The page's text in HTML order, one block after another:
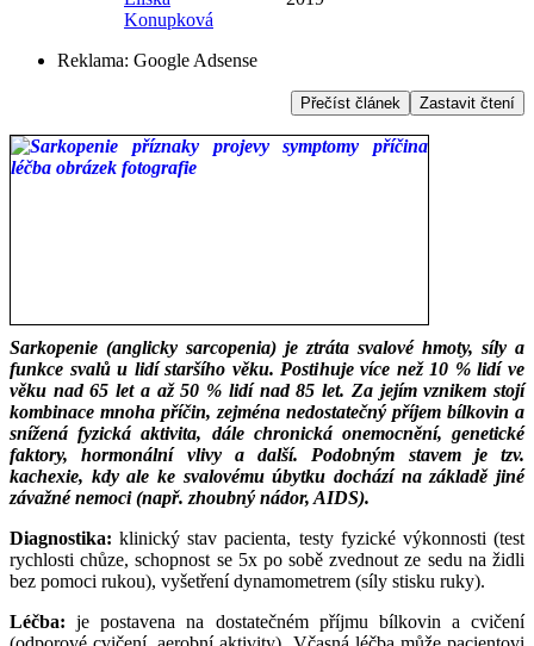
Konupková
Reklama: Google Adsense
Přečíst článek Zastavit čtení
Sarkopenie (anglicky sarcopenia) je ztráta svalové hmoty, síly a
funkce svalů u lidí staršího věku. Postihuje více než 10 % lidí ve
věku nad 65 let a až 50 % lidí nad 85 let. Za jejím vznikem stojí
kombinace mnoha příčin, zejména nedostatečný příjem bílkovin a
snížená fyzická aktivita, dále chronická onemocnění, genetické
faktory, hormonální vlivy a další. Podobným stavem je tzv.
kachexie, kdy ale ke svalovému úbytku dochází na základě jiné
závažné nemoci (např. zhoubný nádor, AIDS).
Diagnostika: klinický stav pacienta, testy fyzické výkonnosti (test
rychlosti chůze, schopnost se 5x po sobě zvednout ze sedu na židli
bez pomoci rukou), vyšetření dynamometrem (síly stisku ruky).
Léčba: je postavena na dostatečném příjmu bílkovin a cvičení